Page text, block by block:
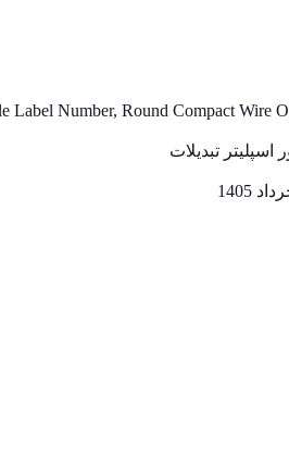
Label Number, Round Compact Wire
اسپلیتر تبدیلات